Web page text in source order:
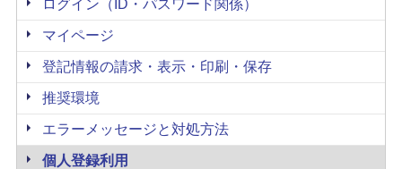
ログイン（ID・パスワード関係）
マイページ
登記情報の請求・表示・印刷・保存
推奨環境
エラーメッセージと対処方法
個人登録利用